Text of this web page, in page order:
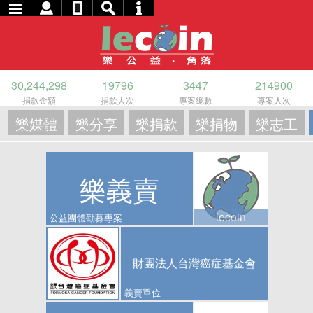
30,244,298
捐款金額
19796
捐款人次
3447
專案總數
214900
專案人次
樂媒體 樂分享 樂捐款 樂捐物 樂志工
樂義賣
公益團體勸募專案 lecoin
財團法人台灣癌症基金會
義賣單位